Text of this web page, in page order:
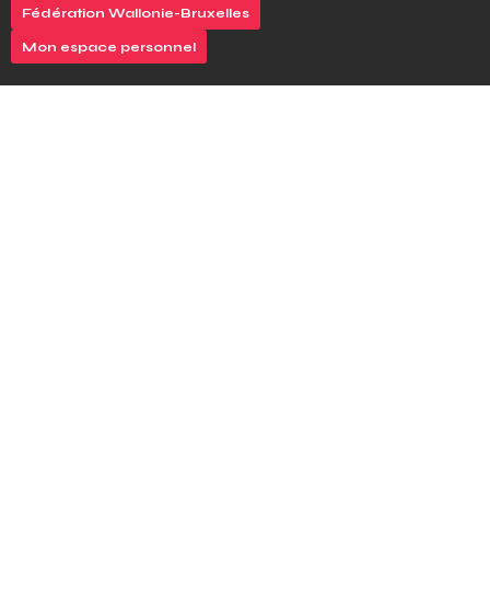
Fédération Wallonie-Bruxelles
Mon espace personnel